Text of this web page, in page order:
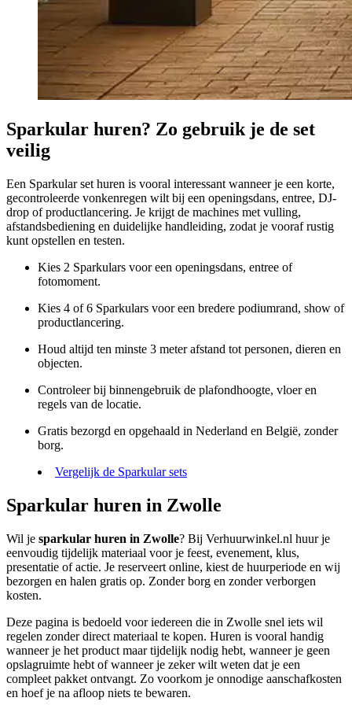
Sparkular huren? Zo gebruik je de set
veilig
Een Sparkular set huren is vooral interessant wanneer je een korte,
gecontroleerde vonkenregen wilt bij een openingsdans, entree, DJ-
drop of productlancering. Je krijgt de machines met vulling,
afstandsbediening en duidelijke handleiding, zodat je vooraf rustig
kunt opstellen en testen.
Kies 2 Sparkulars voor een openingsdans, entree of
fotomoment.
Kies 4 of 6 Sparkulars voor een bredere podiumrand, show of
productlancering.
Houd altijd ten minste 3 meter afstand tot personen, dieren en
objecten.
Controleer bij binnengebruik de plafondhoogte, vloer en
regels van de locatie.
Gratis bezorgd en opgehaald in Nederland en België, zonder
borg.
Vergelijk de Sparkular sets
Sparkular huren in Zwolle
Wil je sparkular huren in Zwolle? Bij Verhuurwinkel.nl huur je
eenvoudig tijdelijk materiaal voor je feest, evenement, klus,
presentatie of actie. Je reserveert online, kiest de huurperiode en wij
bezorgen en halen gratis op. Zonder borg en zonder verborgen
kosten.
Deze pagina is bedoeld voor iedereen die in Zwolle snel iets wil
regelen zonder direct materiaal te kopen. Huren is vooral handig
wanneer je het product maar tijdelijk nodig hebt, wanneer je geen
opslagruimte hebt of wanneer je zeker wilt weten dat je een
compleet pakket ontvangt. Zo voorkom je onnodige aanschafkosten
en hoef je na afloop niets te bewaren.